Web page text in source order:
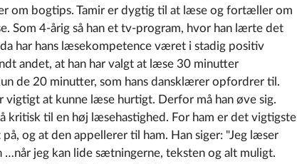
om bogtips. Tamir er dygtig til at læse og fortæller om
Som 4-årig så han et tv-program, hvor han lærte det
har hans læsekompetence været i stadig positiv
andet, at han har valgt at læse 30 minutter
de 20 minutter, som hans dansklærer opfordrer til.
vigtigt at kunne læse hurtigt. Derfor må han øve sig.
kritisk til en høj læsehastighed. For ham er det vigtigste
og at den appellerer til ham. Han siger: "Jeg læser
…når jeg kan lide sætningerne, teksten og alt muligt.